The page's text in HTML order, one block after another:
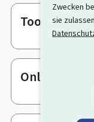
Zwecken
sie
Footer
Tools
Online-